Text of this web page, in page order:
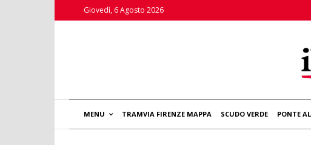
Giovedì, 6 Agosto 2026
MENU TRAMVIA FIRENZE MAPPA SCUDO VERDE PONTE